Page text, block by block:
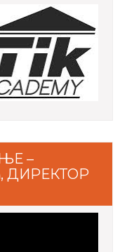
–